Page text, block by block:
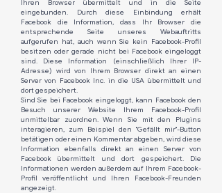
Ihren Browser übermittelt und in die Seite
eingebunden. Durch diese Einbindung erhält
Facebook die Information, dass Ihr Browser die
entsprechende Seite unseres Webauftritts
aufgerufen hat, auch wenn Sie kein Facebook-Profil
besitzen oder gerade nicht bei Facebook eingeloggt
sind. Diese Information (einschließlich Ihrer IP-
Adresse) wird von Ihrem Browser direkt an einen
Server von Facebook Inc. in die USA übermittelt und
dort gespeichert.
Sind Sie bei Facebook eingeloggt, kann Facebook den
Besuch unserer Website Ihrem Facebook-Profil
unmittelbar zuordnen. Wenn Sie mit den Plugins
interagieren, zum Beispiel den "Gefällt mir"-Button
betätigen oder einen Kommentar abgeben, wird diese
Information ebenfalls direkt an einen Server von
Facebook übermittelt und dort gespeichert. Die
Informationen werden außerdem auf Ihrem Facebook-
Profil veröffentlicht und Ihren Facebook-Freunden
angezeigt.​